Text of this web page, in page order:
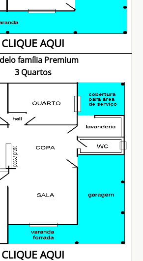
CLIQUE AQUI
família Premium
3 Quartos
CLIQUE AQUI